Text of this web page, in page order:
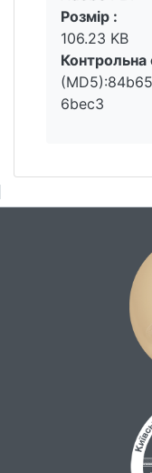
biodiversity,
Shatsky
Розмір :
106.23 KB
Контрольна
6bec3